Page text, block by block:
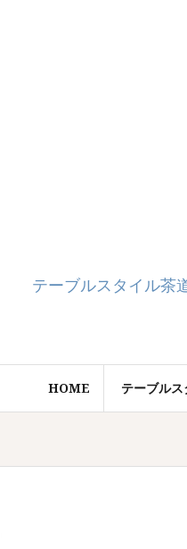
テーブルスタイル茶
HOME テーブル